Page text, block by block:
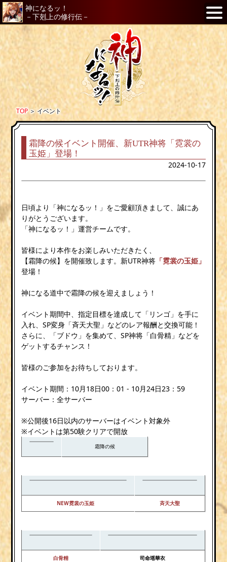
神になるッ！
－下剋上の修行伝－
TOP＞イベント
霜降の候イベント開催、新UTR神将「霓裳の
玉姫」登場！
2024-10-17
日頃より「神になるッ！」をご愛顧頂きまして、誠にあ
りがとうございます。
「神になるッ！」運営チームです。
皆様により本作をお楽しみいただきたく、
【霜降の候】を開催致します。新UTR神将 「霓裳の玉姫」
登場！
神になる道中で霜降の候を迎えましょう！
イベント期間中、指定目標を達成して「リンゴ」を手に
入れ、SP変身「斉天大聖」などのレア報酬と交換可能！
さらに、「ブドウ」を集めて、SP神将「白骨精」などを
ゲットするチャンス！
皆様のご参加をお待ちしております。
イベント期間：10月18日00：01 - 10月24日23：59
サーバー：全サーバー
※公開後16日以内のサーバーはイベント対象外
※イベントは第50験クリアで開放
霜降の候
NEW霓裳の玉姫 斉天大聖
白骨精 司命瑶華衣